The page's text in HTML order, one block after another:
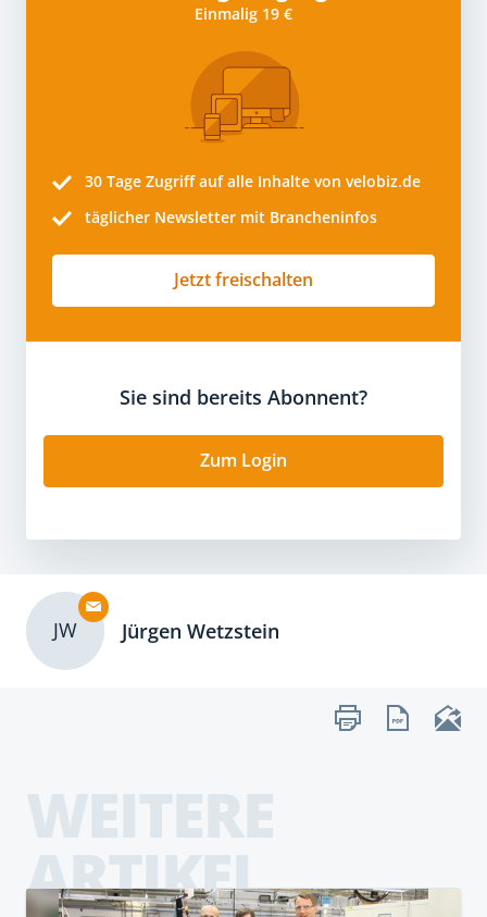
Einmalig 19 €
30 Tage Zugriff auf alle Inhalte von velobiz.de
täglicher Newsletter mit Brancheninfos
Jetzt freischalten
Sie sind bereits Abonnent?
Zum Login
JW Jürgen Wetzstein
ARTIKEL